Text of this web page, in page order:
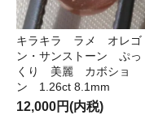
キラキラ ラメ オレゴ
ン・サンストーン ぷっ
くり 美麗 カボショ
ン 1.26ct 8.1mm
12,000円(内税)